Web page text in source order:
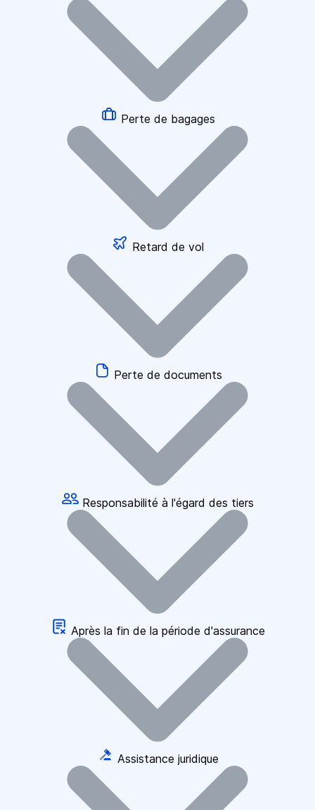
Perte de bagages
Retard de vol
Perte de documents
Responsabilité à l'égard des tiers
Après la fin de la période d'assurance
Assistance juridique